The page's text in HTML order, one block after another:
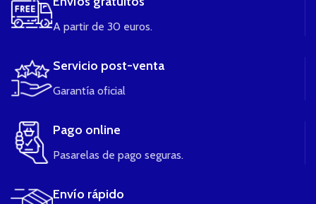
A partir de 30 euros.
Servicio post-venta
Garantía oficial
Pago online
Pasarelas de pago seguras.
Envío rápido